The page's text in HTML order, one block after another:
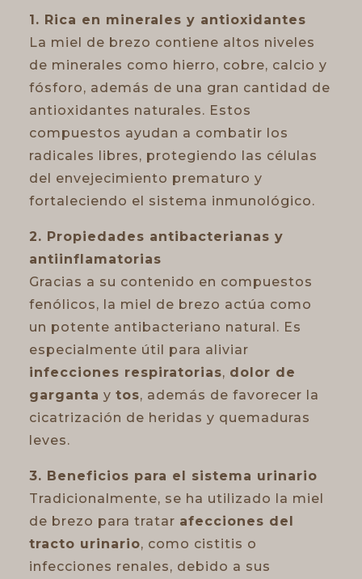
1. Rica en minerales y antioxidantes
La miel de brezo contiene altos niveles
de minerales como hierro, cobre, calcio y
fósforo, además de una gran cantidad de
antioxidantes naturales. Estos
compuestos ayudan a combatir los
radicales libres, protegiendo las células
del envejecimiento prematuro y
fortaleciendo el sistema inmunológico.
2. Propiedades antibacterianas y
antiinflamatorias
Gracias a su contenido en compuestos
fenólicos, la miel de brezo actúa como
un potente antibacteriano natural. Es
especialmente útil para aliviar
infecciones respiratorias, dolor de
garganta y tos, además de favorecer la
cicatrización de heridas y quemaduras
leves.
3. Beneficios para el sistema urinario
Tradicionalmente, se ha utilizado la miel
de brezo para tratar afecciones del
tracto urinario, como cistitis o
infecciones renales, debido a sus